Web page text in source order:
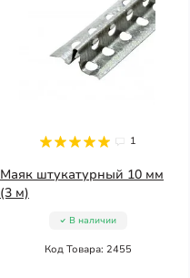
1
Маяк штукатурный 10 мм
(3 м)
В наличии
Код Товара: 2455